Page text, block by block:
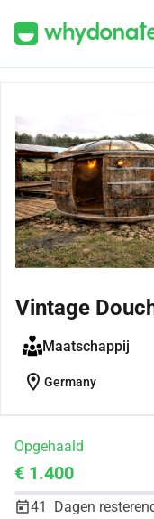
Vintage
Maatschappij
location_on Germany
Opgehaald
€ 1.400
41 Dagen